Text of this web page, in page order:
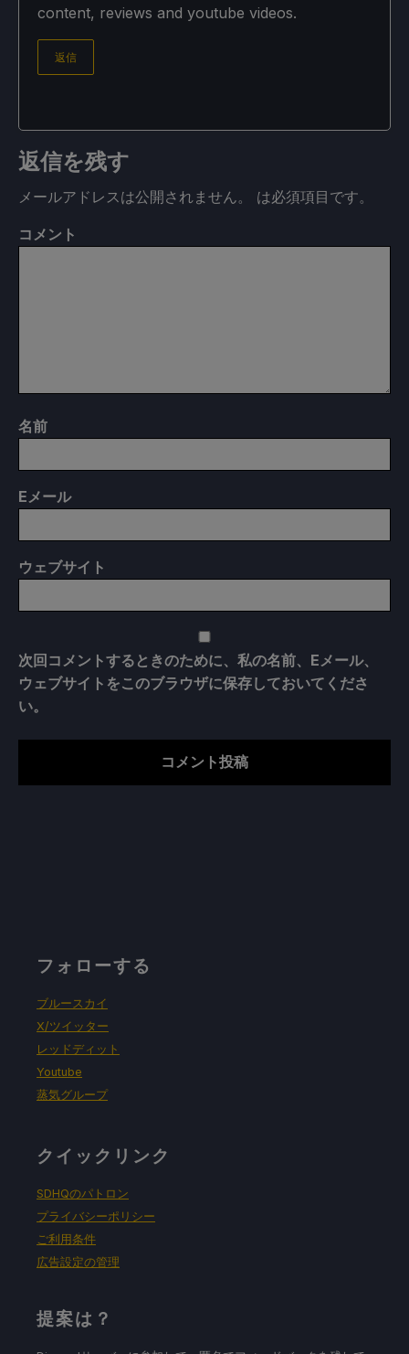
content, reviews and youtube videos.
返信
返信を残す
メールアドレスは公開されません。 は必須項目です。
コメント
名前
E メール
ウェブサイト
次回コメントするときのために、私の名前、Eメール、
ウェブサイトをこのブラウザに保存しておいてくださ
い。
フォローする
ブルースカイ
X/ツイッター
レッドディット
Youtube
蒸気グループ
クイックリンク
SDHQのパトロン
プライバシーポリシー
ご利用条件
広告設定の管理
提案は？